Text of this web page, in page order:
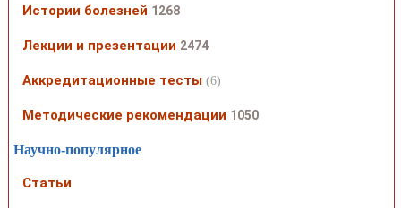
Истории болезней 1268
Лекции и презентации 2474
Аккредитационные тесты (6)
Методические рекомендации 1050
Научно-популярное
Статьи